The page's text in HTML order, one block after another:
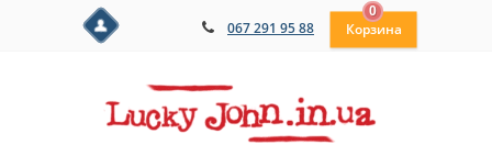
067 291 95 88
0